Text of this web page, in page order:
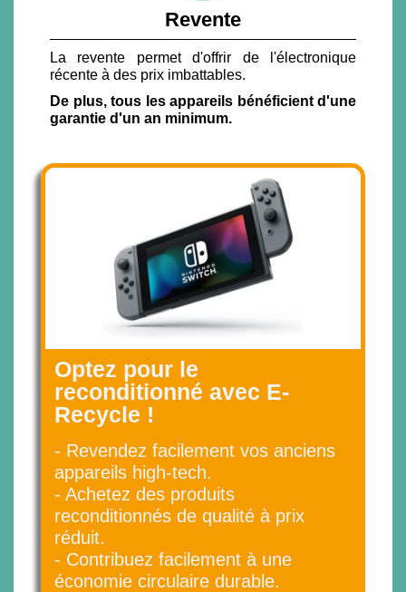
Revente
La revente permet d'offrir de l'électronique
récente à des prix imbattables.
De plus, tous les appareils bénéficient d'une
garantie d'un an minimum.
Optez pour le
reconditionné avec E-
Recycle !
- Revendez facilement vos anciens
appareils high-tech.
- Achetez des produits
reconditionnés de qualité à prix
réduit.
- Contribuez facilement à une
économie circulaire durable.